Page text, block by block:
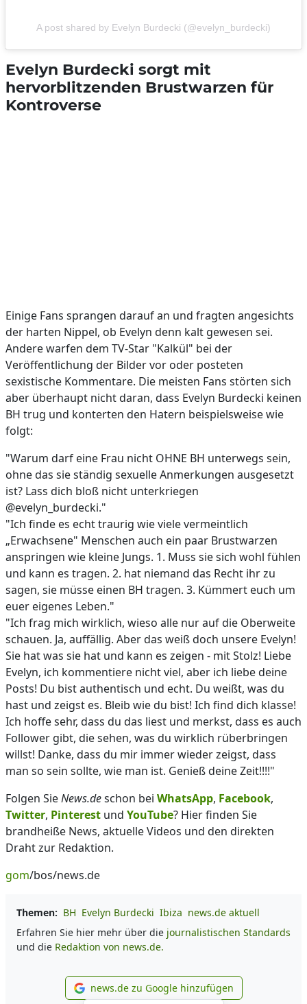
A post shared by Evelyn Burdecki (@evelyn_burdecki)
Evelyn Burdecki sorgt mit
hervorblitzenden Brustwarzen für
Kontroverse
Einige Fans sprangen darauf an und fragten angesichts
der harten Nippel, ob Evelyn denn kalt gewesen sei.
Andere warfen dem TV-Star "Kalkül" bei der
Veröffentlichung der Bilder vor oder posteten
sexistische Kommentare. Die meisten Fans störten sich
aber überhaupt nicht daran, dass Evelyn Burdecki keinen
BH trug und konterten den Hatern beispielsweise wie
folgt:
"Warum darf eine Frau nicht OHNE BH unterwegs sein,
ohne das sie ständig sexuelle Anmerkungen ausgesetzt
ist? Lass dich bloß nicht unterkriegen
@evelyn_burdecki."
"Ich finde es echt traurig wie viele vermeintlich
„Erwachsene" Menschen auch ein paar Brustwarzen
anspringen wie kleine Jungs. 1. Muss sie sich wohl fühlen
und kann es tragen. 2. hat niemand das Recht ihr zu
sagen, sie müsse einen BH tragen. 3. Kümmert euch um
euer eigenes Leben."
"Ich frag mich wirklich, wieso alle nur auf die Oberweite
schauen. Ja, auffällig. Aber das weiß doch unsere Evelyn!
Sie hat was sie hat und kann es zeigen - mit Stolz! Liebe
Evelyn, ich kommentiere nicht viel, aber ich liebe deine
Posts! Du bist authentisch und echt. Du weißt, was du
hast und zeigst es. Bleib wie du bist! Ich find dich klasse!
Ich hoffe sehr, dass du das liest und merkst, dass es auch
Follower gibt, die sehen, was du wirklich rüberbringen
willst! Danke, dass du mir immer wieder zeigst, dass
man so sein sollte, wie man ist. Genieß deine Zeit!!!!"
Folgen SieNews.deschon bei WhatsApp, Facebook,
Twitter, Pinterest und YouTube? Hier finden Sie
brandheiße News, aktuelle Videos und den direkten
Draht zur Redaktion.
gom/bos/news.de
Themen: BH Evelyn Burdecki Ibiza news.de aktuell
Erfahren Sie hier mehr über die journalistischen Standards
und die Redaktion von news.de.
news.de zu Google
news.de zu Google hinzufügen